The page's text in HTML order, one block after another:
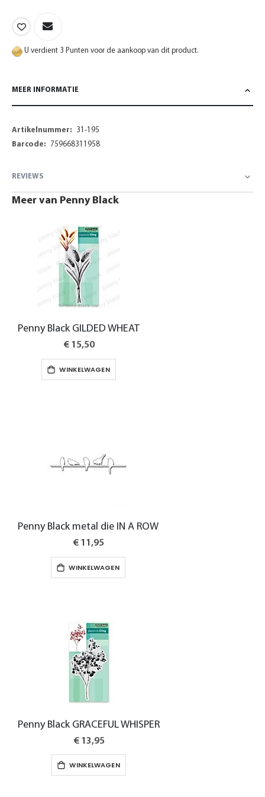
U verdient 3 Punten voor de aankoop van dit product.
MEER INFORMATIE
Meer
informatie
31-195
759668311958
REVIEWS
Meer van Penny Black
Penny Black GILDED WHEAT
€ 15,50
WINKELWAGEN
Penny Black metal die IN A ROW
€ 11,95
WINKELWAGEN
Penny Black GRACEFUL WHISPER
€ 13,95
WINKELWAGEN